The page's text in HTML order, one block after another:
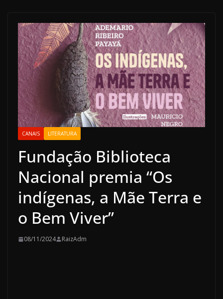
CANAIS LITERATURA
Fundação Biblioteca
Nacional premia “Os
indígenas, a Mãe Terra e
o Bem Viver”
08/11/2024 RaizAdm